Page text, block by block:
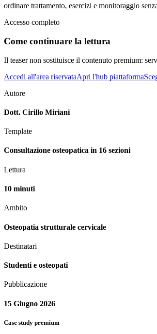
ordinare trattamento, esercizi e monitoraggio
Accesso completo
Come continuare la lettura
Il teaser non sostituisce il contenuto premium:
Accedi all'area riservataApri l'hub piattaforma
Autore
Dott. Cirillo Miriani
Template
Consultazione osteopatica in 16 sezioni
Lettura
10 minuti
Ambito
Osteopatia strutturale cervicale
Destinatari
Studenti e osteopati
Pubblicazione
15 Giugno 2026
Case study premium